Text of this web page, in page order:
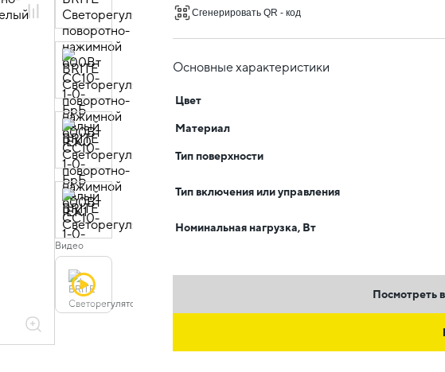
Видео
Сгенерировать QR - код
Основные характеристики
Цвет
Материал
Тип поверхности
Тип включения или управления
Номинальная нагрузка, Вт
Посмотреть